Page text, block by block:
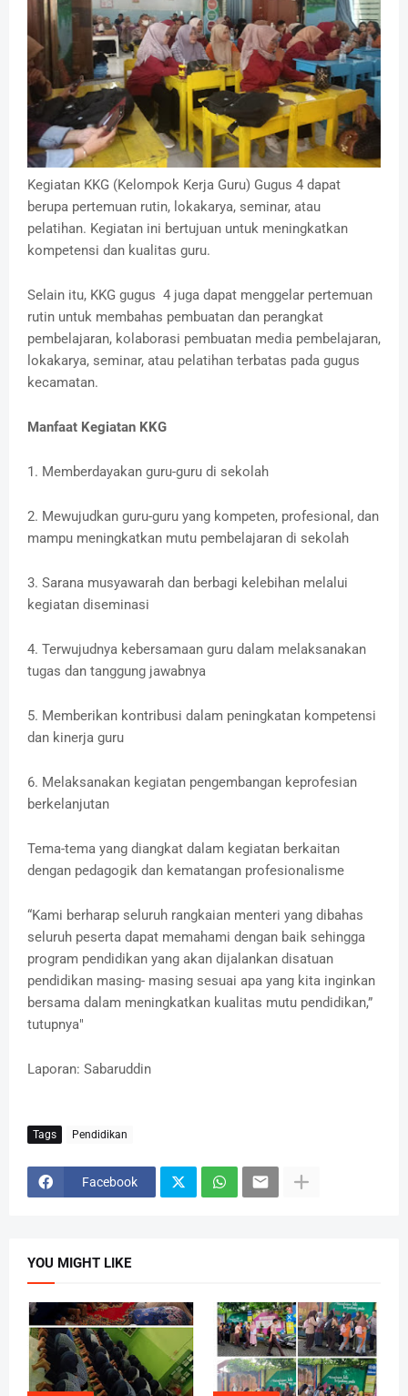
Kegiatan KKG (Kelompok Kerja Guru) Gugus 4 dapat
berupa pertemuan rutin, lokakarya, seminar, atau
pelatihan. Kegiatan ini bertujuan untuk meningkatkan
kompetensi dan kualitas guru.
Selain itu, KKG gugus 4 juga dapat menggelar pertemuan
rutin untuk membahas pembuatan dan perangkat
pembelajaran, kolaborasi pembuatan media pembelajaran,
lokakarya, seminar, atau pelatihan terbatas pada gugus
kecamatan.
Manfaat Kegiatan KKG
1. Memberdayakan guru-guru di sekolah
2. Mewujudkan guru-guru yang kompeten, profesional, dan
mampu meningkatkan mutu pembelajaran di sekolah
3. Sarana musyawarah dan berbagi kelebihan melalui
kegiatan diseminasi
4. Terwujudnya kebersamaan guru dalam melaksanakan
tugas dan tanggung jawabnya
5. Memberikan kontribusi dalam peningkatan kompetensi
dan kinerja guru
6. Melaksanakan kegiatan pengembangan keprofesian
berkelanjutan
Tema-tema yang diangkat dalam kegiatan berkaitan
dengan pedagogik dan kematangan profesionalisme
“Kami berharap seluruh rangkaian menteri yang dibahas
seluruh peserta dapat memahami dengan baik sehingga
program pendidikan yang akan dijalankan disatuan
pendidikan masing- masing sesuai apa yang kita inginkan
bersama dalam meningkatkan kualitas mutu pendidikan,”
tutupnya"
Laporan: Sabaruddin
Tags Pendidikan
Facebook
YOU MIGHT LIKE